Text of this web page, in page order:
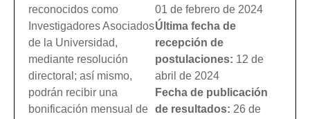
reconocidos como
Investigadores Asociados
de la Universidad,
mediante resolución
directoral; así mismo,
podrán recibir una
bonificación mensual de
01 de febrero de 2024
Última fecha de
recepción de
postulaciones: 12 de
abril de 2024
Fecha de publicación
de resultados: 26 de